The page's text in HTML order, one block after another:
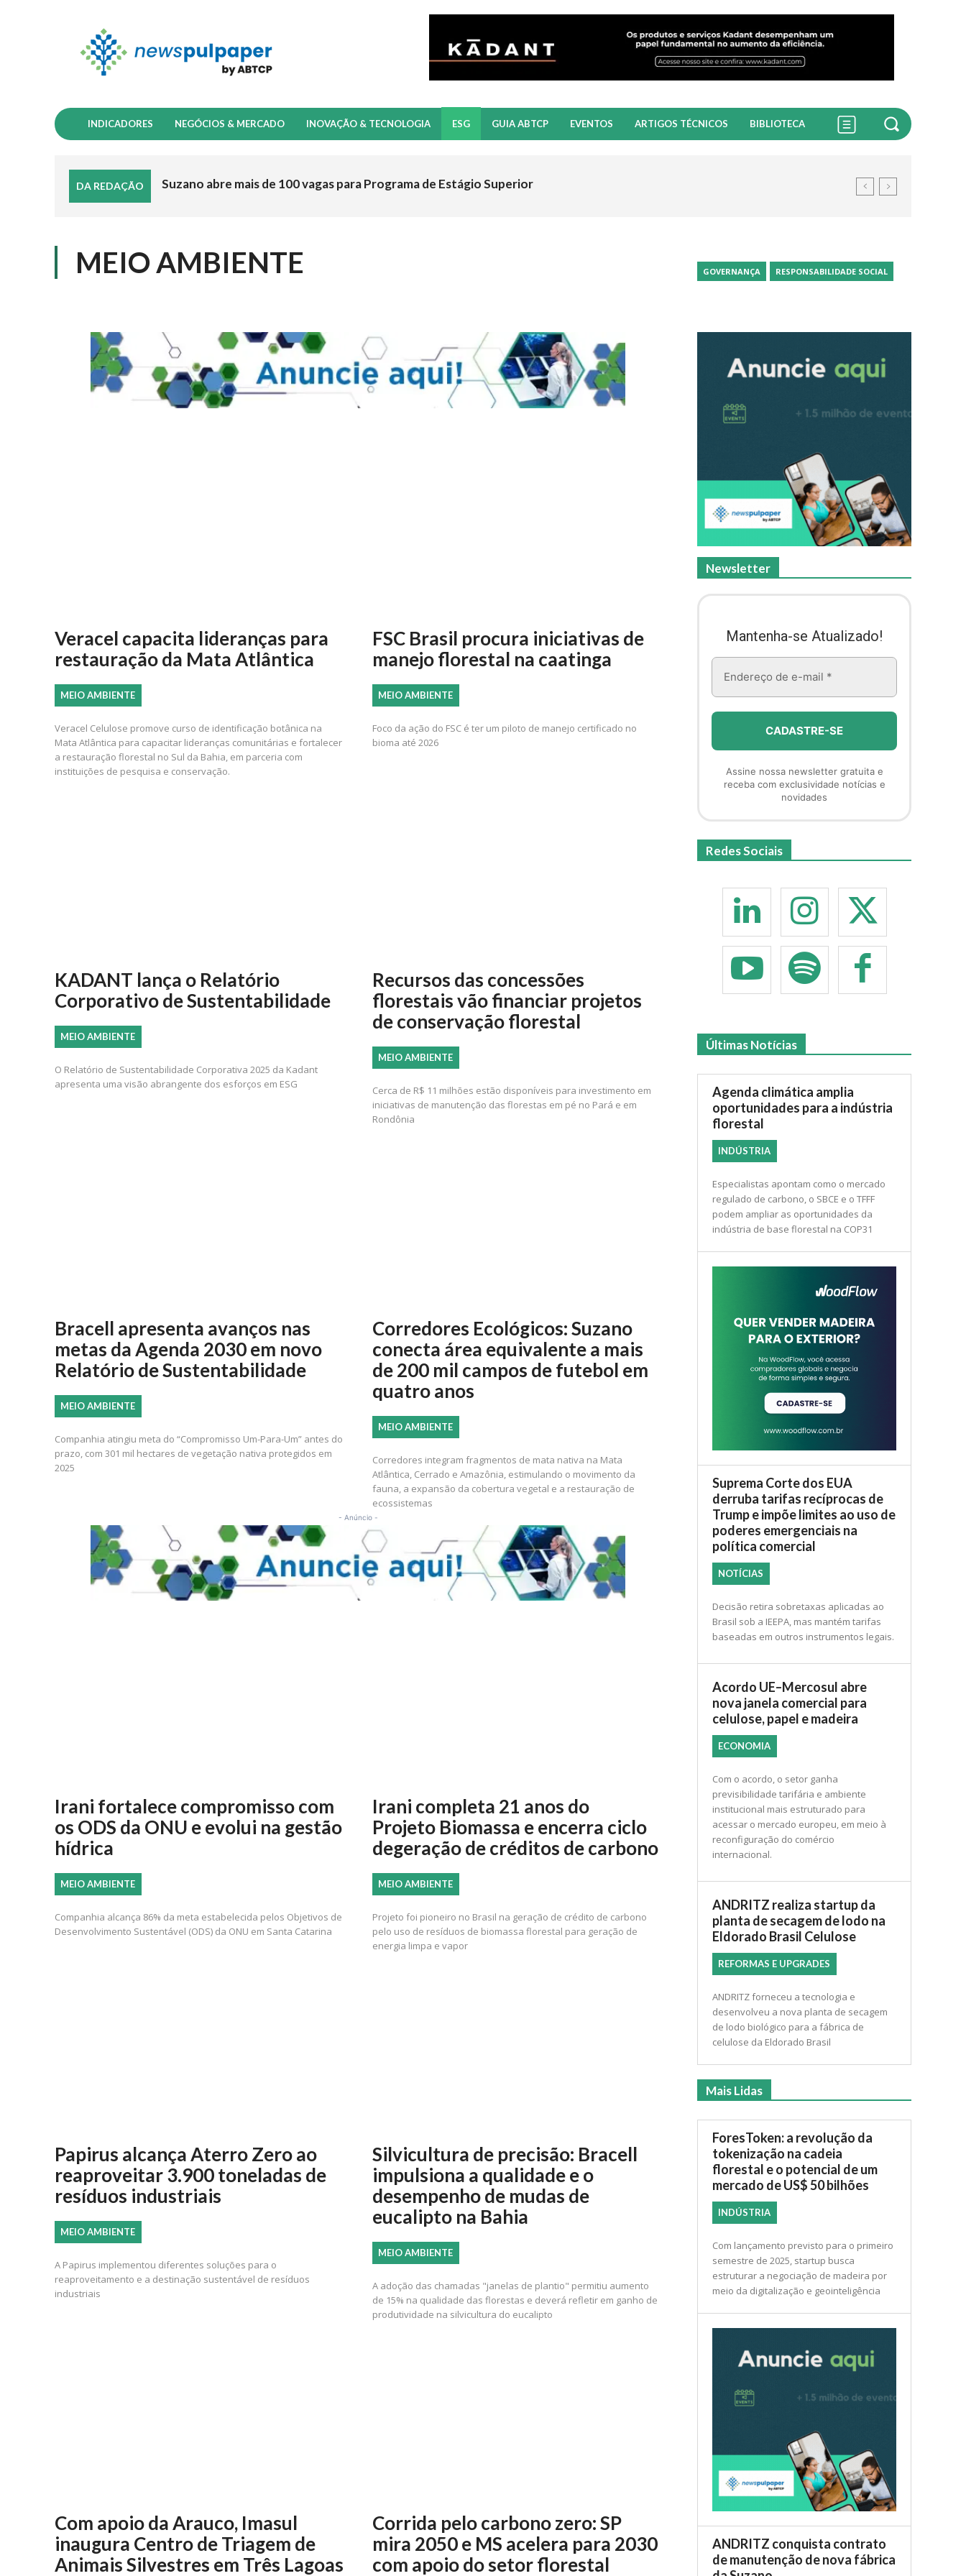
INDICADORES NEGÓCIOS & MERCADO INOVAÇÃO & TECNOLOGIA ESG GUIA ABTCP EVENTOS ARTIGOS TÉCNICOS BIBLIOTECA
DA REDAÇÃO Suzano abre mais de 100 vagas para Programa de Estágio Superior
MEIO AMBIENTE GOVERNANÇA RESPONSABILIDADE SOCIAL
Veracel capacita lideranças para
restauração da Mata Atlântica
MEIO AMBIENTE
Veracel Celulose promove curso de identificação botânica na
Mata Atlântica para capacitar lideranças comunitárias e fortalecer
a restauração florestal no Sul da Bahia, em parceria com
instituições de pesquisa e conservação.
FSC Brasil procura iniciativas de
manejo florestal na caatinga
MEIO AMBIENTE
Foco da ação do FSC é ter um piloto de manejo certificado no
bioma até 2026
KADANT lança o Relatório
Corporativo de Sustentabilidade
MEIO AMBIENTE
O Relatório de Sustentabilidade Corporativa 2025 da Kadant
apresenta uma visão abrangente dos esforços em ESG
Recursos das concessões
florestais vão financiar projetos
de conservação florestal
MEIO AMBIENTE
Cerca de R$ 11 milhões estão disponíveis para investimento em
iniciativas de manutenção das florestas em pé no Pará e em
Rondônia
Bracell apresenta avanços nas
metas da Agenda 2030 em novo
Relatório de Sustentabilidade
MEIO AMBIENTE
Companhia atingiu meta do “Compromisso Um-Para-Um” antes do
prazo, com 301 mil hectares de vegetação nativa protegidos em
2025
Corredores Ecológicos: Suzano
conecta área equivalente a mais
de 200 mil campos de futebol em
quatro anos
MEIO AMBIENTE
Corredores integram fragmentos de mata nativa na Mata
Atlântica, Cerrado e Amazônia, estimulando o movimento da
fauna, a expansão da cobertura vegetal e a restauração de
ecossistemas
- Anúncio -
Irani fortalece compromisso com
os ODS da ONU e evolui na gestão
hídrica
MEIO AMBIENTE
Companhia alcança 86% da meta estabelecida pelos Objetivos de
Desenvolvimento Sustentável (ODS) da ONU em Santa Catarina
Irani completa 21 anos do
Projeto Biomassa e encerra ciclo
degeração de créditos de carbono
MEIO AMBIENTE
Projeto foi pioneiro no Brasil na geração de crédito de carbono
pelo uso de resíduos de biomassa florestal para geração de
energia limpa e vapor
Papirus alcança Aterro Zero ao
reaproveitar 3.900 toneladas de
resíduos industriais
MEIO AMBIENTE
A Papirus implementou diferentes soluções para o
reaproveitamento e a destinação sustentável de resíduos
industriais
Silvicultura de precisão: Bracell
impulsiona a qualidade e o
desempenho de mudas de
eucalipto na Bahia
MEIO AMBIENTE
A adoção das chamadas "janelas de plantio" permitiu aumento
de 15% na qualidade das florestas e deverá refletir em ganho de
produtividade na silvicultura do eucalipto
Com apoio da Arauco, Imasul
inaugura Centro de Triagem de
Animais Silvestres em Três Lagoas
Corrida pelo carbono zero: SP
mira 2050 e MS acelera para 2030
com apoio do setor florestal
Newsletter
Mantenha-se Atualizado!
Assine nossa newsletter gratuita e
receba com exclusividade notícias e
novidades
Redes Sociais
Últimas Notícias
Agenda climática amplia
oportunidades para a indústria
florestal
INDÚSTRIA
Especialistas apontam como o mercado
regulado de carbono, o SBCE e o TFFF
podem ampliar as oportunidades da
indústria de base florestal na COP31
Suprema Corte dos EUA
derruba tarifas recíprocas de
Trump e impõe limites ao uso de
poderes emergenciais na
política comercial
NOTÍCIAS
Decisão retira sobretaxas aplicadas ao
Brasil sob a IEEPA, mas mantém tarifas
baseadas em outros instrumentos legais.
Acordo UE–Mercosul abre
nova janela comercial para
celulose, papel e madeira
ECONOMIA
Com o acordo, o setor ganha
previsibilidade tarifária e ambiente
institucional mais estruturado para
acessar o mercado europeu, em meio à
reconfiguração do comércio
internacional.
ANDRITZ realiza startup da
planta de secagem de lodo na
Eldorado Brasil Celulose
REFORMAS E UPGRADES
ANDRITZ forneceu a tecnologia e
desenvolveu a nova planta de secagem
de lodo biológico para a fábrica de
celulose da Eldorado Brasil
Mais Lidas
ForesToken: a revolução da
tokenização na cadeia
florestal e o potencial de um
mercado de US$ 50 bilhões
INDÚSTRIA
Com lançamento previsto para o primeiro
semestre de 2025, startup busca
estruturar a negociação de madeira por
meio da digitalização e geointeligência
ANDRITZ conquista contrato
de manutenção de nova fábrica